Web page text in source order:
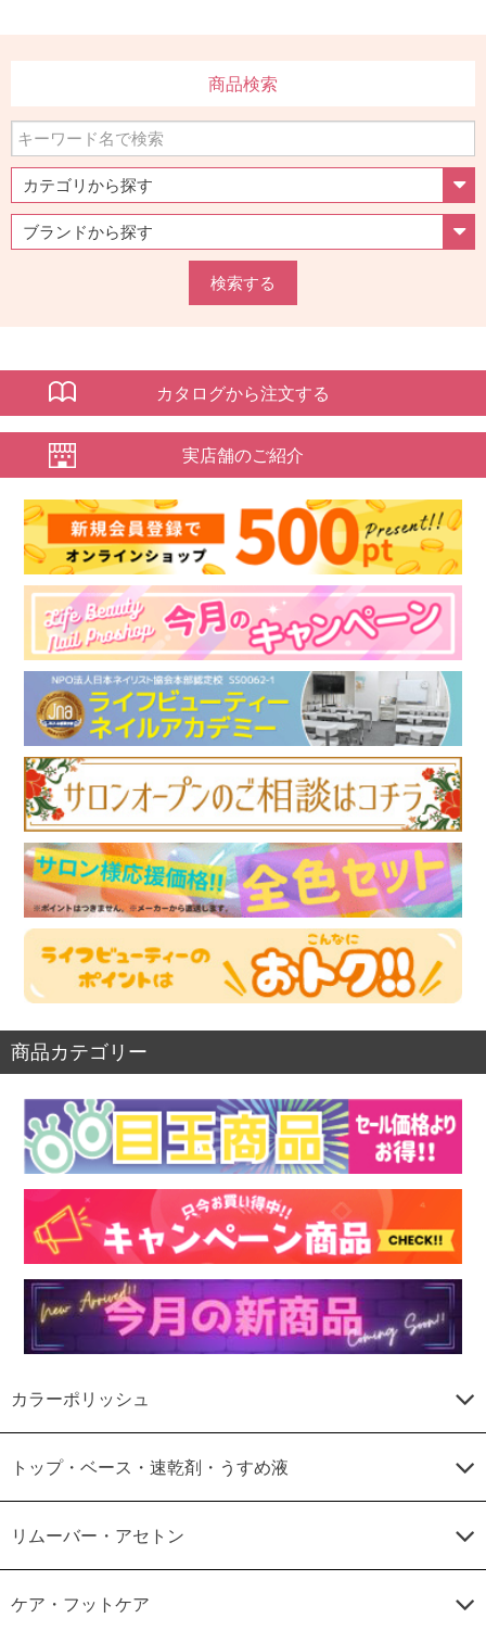
商品検索
検索する
カタログから注文する
実店舗のご紹介
商品カテゴリー
カラーポリッシュ
トップ・ベース・速乾剤・うすめ液
リムーバー・アセトン
ケア・フットケア